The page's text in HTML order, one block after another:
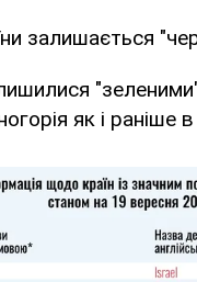
залишається
як і раніше